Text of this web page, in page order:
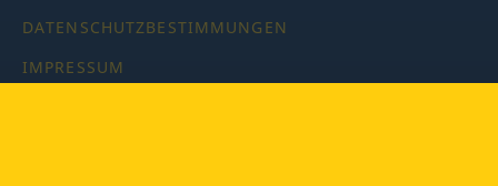
DATENSCHUTZBESTIMMUNGEN
IMPRESSUM